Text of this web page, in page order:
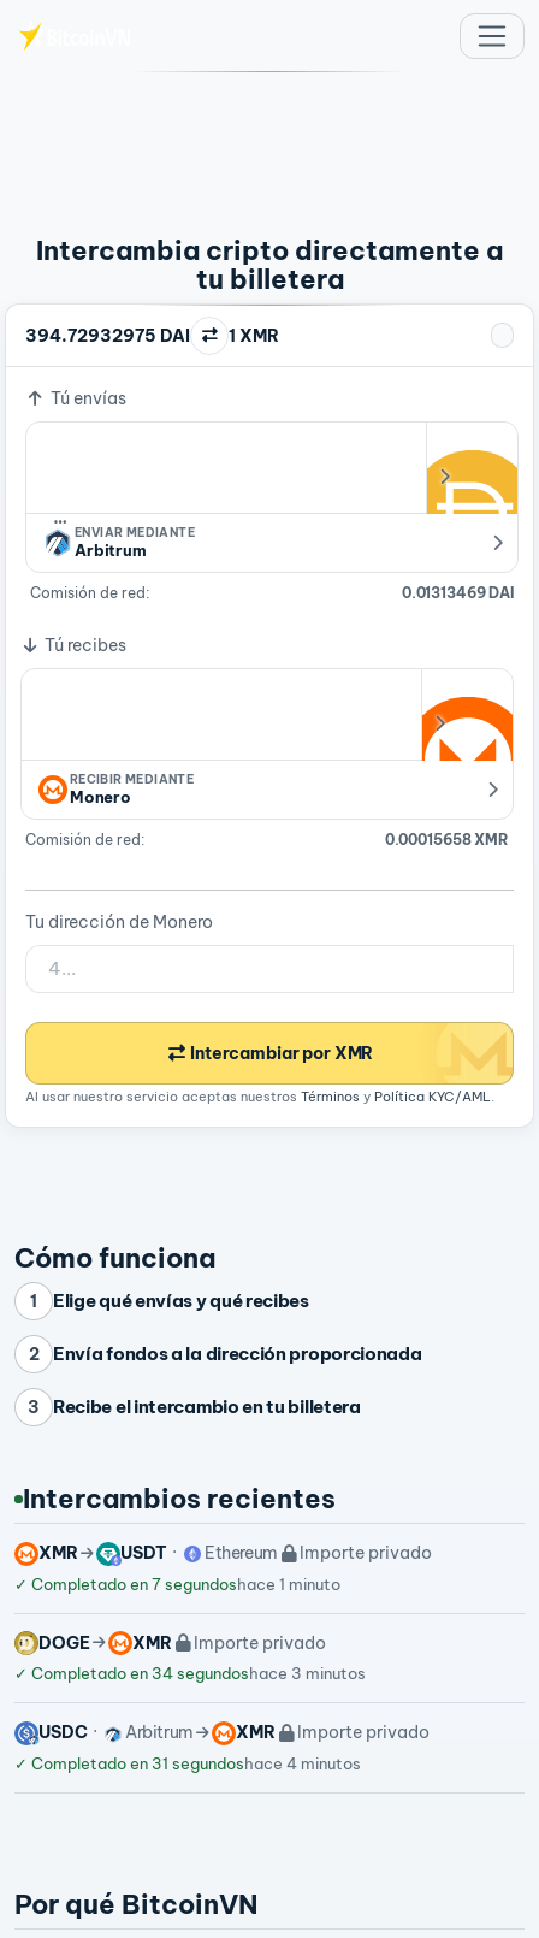
Intercambia cripto directamente a
tu billetera
394.72932975 DAI 1 XMR
Tú envías
…
ENVIAR MEDIANTE
Arbitrum
Comisión de red: 0.01313469 DAI
Tú recibes
RECIBIR MEDIANTE
Monero
Comisión de red: 0.00015658 XMR
Tu dirección de Monero
Intercambiar por XMR
Al usar nuestro servicio aceptas nuestros Términos y Política KYC/AML.
Cómo funciona
1 Elige qué envías y qué recibes
2 Envía fondos a la dirección proporcionada
3 Recibe el intercambio en tu billetera
Intercambios recientes
XMR USDT Ethereum Importe privado
✓ Completado en 7 segundoshace 1 minuto
DOGE XMR Importe privado
✓ Completado en 34 segundoshace 3 minutos
USDC Arbitrum XMR Importe privado
✓ Completado en 31 segundoshace 4 minutos
Por qué BitcoinVN